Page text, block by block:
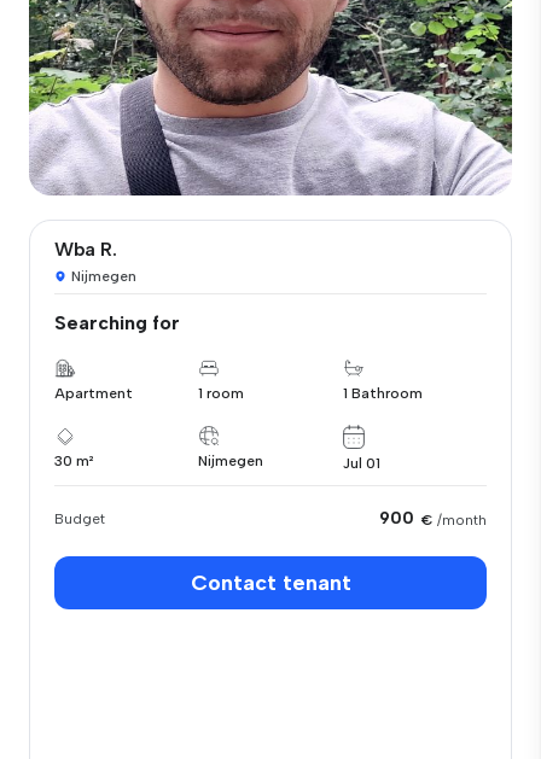
Wba R.
Nijmegen
Searching for
Apartment 1 room 1 Bathroom
30 m² Nijmegen Jul 01
Budget 900 € /month
Contact tenant